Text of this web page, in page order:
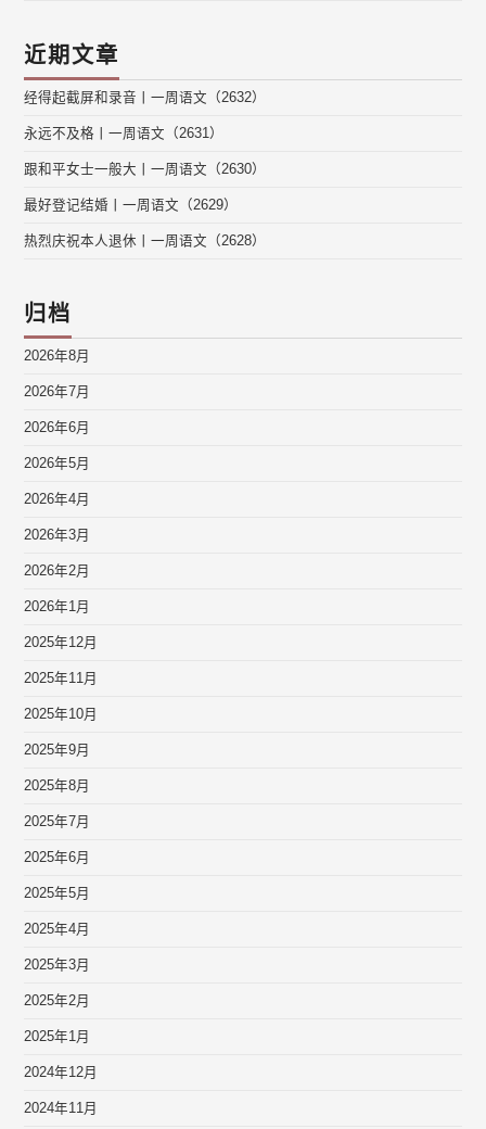
近期文章
经得起截屏和录音丨一周语文（2632）
永远不及格丨一周语文（2631）
跟和平女士一般大丨一周语文（2630）
最好登记结婚丨一周语文（2629）
热烈庆祝本人退休丨一周语文（2628）
归档
2026年8月
2026年7月
2026年6月
2026年5月
2026年4月
2026年3月
2026年2月
2026年1月
2025年12月
2025年11月
2025年10月
2025年9月
2025年8月
2025年7月
2025年6月
2025年5月
2025年4月
2025年3月
2025年2月
2025年1月
2024年12月
2024年11月